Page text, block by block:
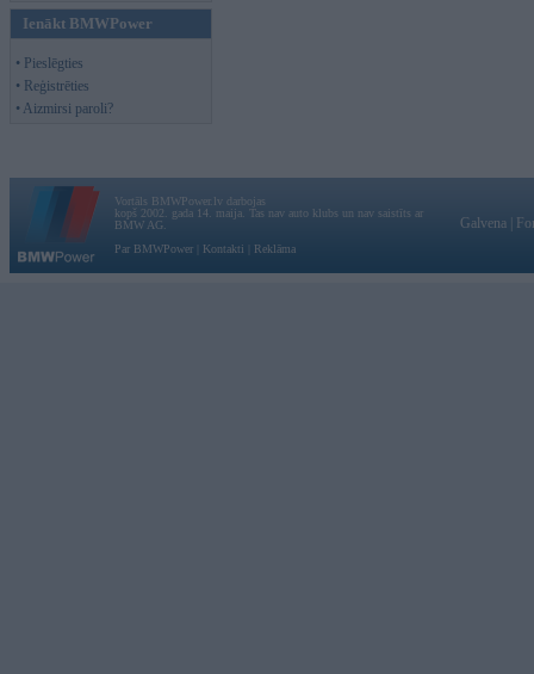
Ienākt BMWPower
• Pieslēgties
• Reģistrēties
• Aizmirsi paroli?
Vortāls BMWPower.lv darbojas
kopš 2002. gada 14. maija. Tas nav auto klubs un nav saistīts ar
BMW AG.
Par BMWPower
Kontakti Reklāma
Galvena